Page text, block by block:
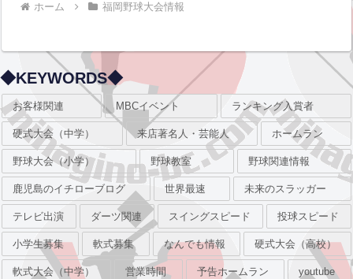
ホーム 福岡野球大会情報
◆KEYWORDS◆
お客様関連 MBCイベント ランキング入賞者
硬式大会（中学） 来店著名人・芸能人 ホームラン
野球大会（小学） 野球教室 野球関連情報
鹿児島のイチローブログ 世界最速 未来のスラッガー
テレビ出演 ダーツ関連 スイングスピード 投球スピード
小学生募集 軟式募集 なんでも情報 硬式大会（高校）
軟式大会（中学） 営業時間 予告ホームラン youtube